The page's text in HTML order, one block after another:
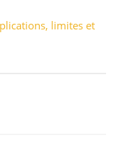
limites et